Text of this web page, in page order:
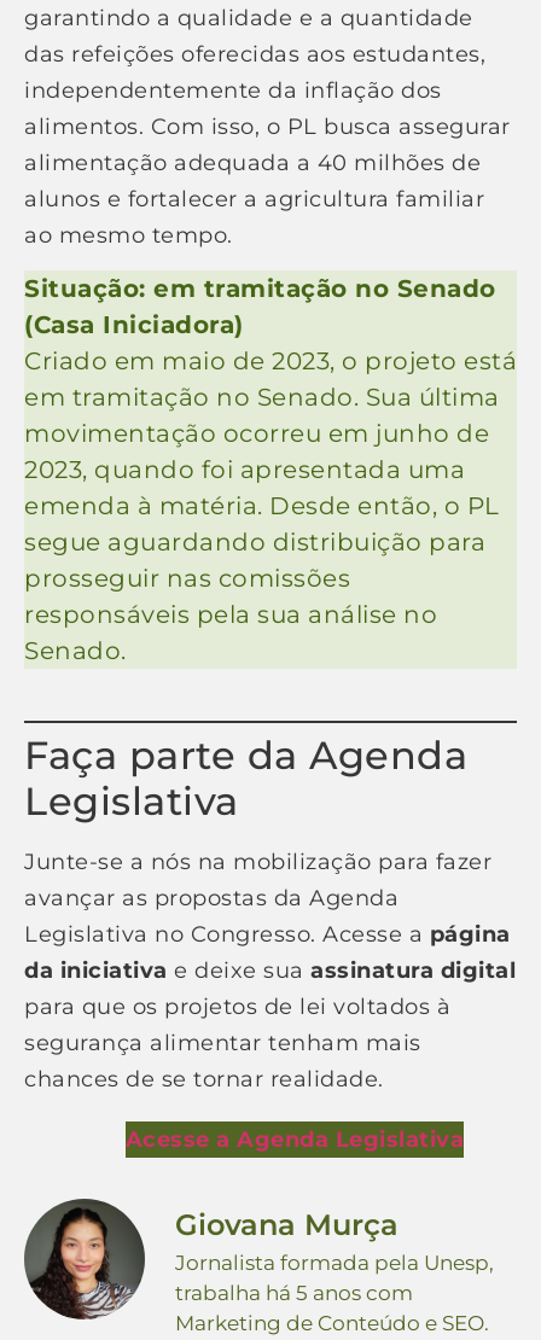
garantindo a qualidade e a quantidade
das refeições oferecidas aos estudantes,
independentemente da inflação dos
alimentos. Com isso, o PL busca assegurar
alimentação adequada a 40 milhões de
alunos e fortalecer a agricultura familiar
ao mesmo tempo.
Situação: em tramitação no Senado
(Casa Iniciadora)
Criado em maio de 2023, o projeto está
em tramitação no Senado. Sua última
movimentação ocorreu em junho de
2023, quando foi apresentada uma
emenda à matéria. Desde então, o PL
segue aguardando distribuição para
prosseguir nas comissões
responsáveis pela sua análise no
Senado.
Faça parte da Agenda
Legislativa
Junte-se a nós na mobilização para fazer
avançar as propostas da Agenda
Legislativa no Congresso. Acesse a página
da iniciativa e deixe sua assinatura digital
para que os projetos de lei voltados à
segurança alimentar tenham mais
chances de se tornar realidade.
Acesse a Agenda Legislativa
Giovana Murça
Jornalista formada pela Unesp,
trabalha há 5 anos com
Marketing de Conteúdo e SEO.